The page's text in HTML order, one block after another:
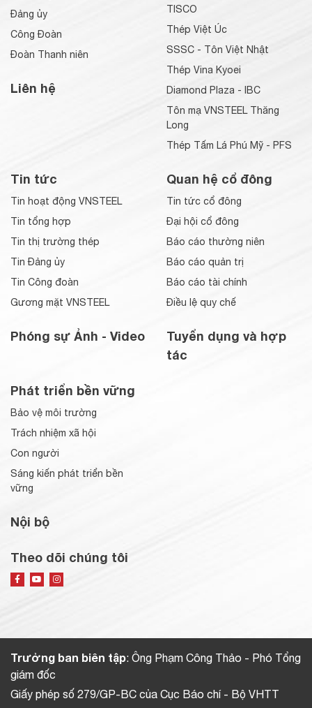
Đảng ủy
Công Đoàn
Đoàn Thanh niên
Liên hệ
TISCO
Thép Việt Úc
SSSC - Tôn Việt Nhật
Thép Vina Kyoei
Diamond Plaza - IBC
Tôn mạ VNSTEEL Thăng
Long
Thép Tấm Lá Phú Mỹ - PFS
Tin tức
Tin hoạt động VNSTEEL
Tin tổng hợp
Tin thị trường thép
Tin Đảng ủy
Tin Công đoàn
Gương mặt VNSTEEL
Phóng sự Ảnh - Video
Quan hệ cổ đông
Tin tức cổ đông
Đại hội cổ đông
Báo cáo thường niên
Báo cáo quản trị
Báo cáo tài chính
Điều lệ quy chế
Tuyển dụng và hợp
tác
Phát triển bền vững
Bảo vệ môi trường
Trách nhiệm xã hội
Con người
Sáng kiến phát triển bền
vững
Nội bộ
Theo dõi chúng tôi
Trưởng ban biên tập: Ông Phạm Công Thảo - Phó Tổng
giám đốc
Giấy phép số 279/GP-BC của Cục Báo chí - Bộ VHTT